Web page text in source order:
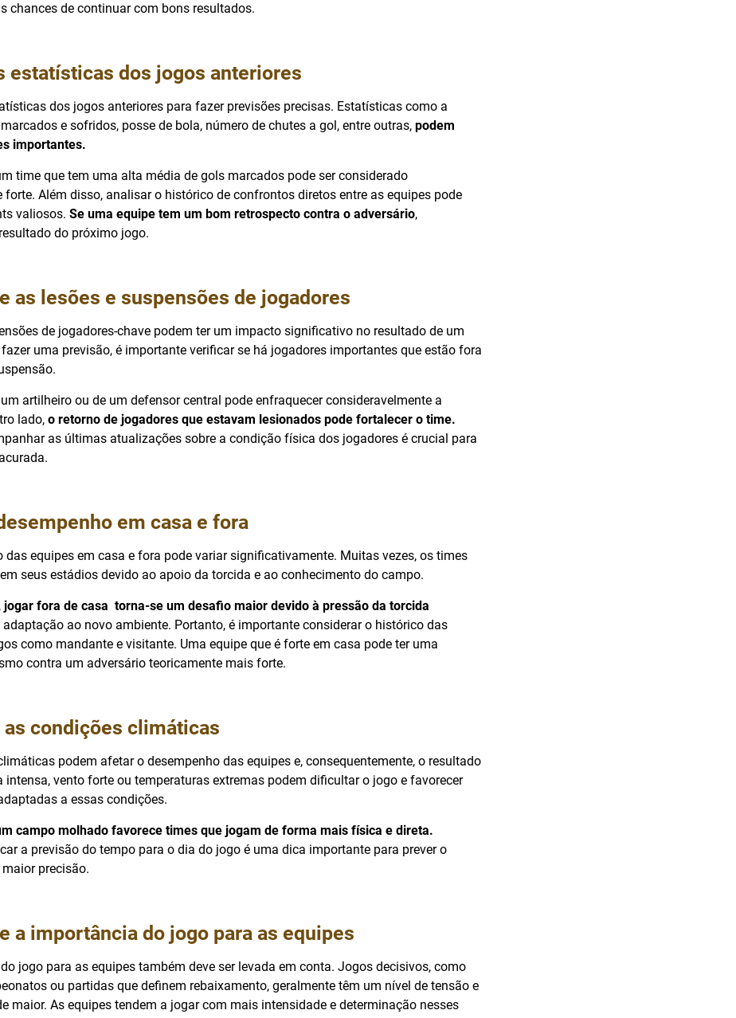
chances de continuar com bons resultados.
estatísticas dos jogos anteriores
dos jogos anteriores para fazer previsões precisas. Estatísticas como a
e sofridos, posse de bola, número de chutes a gol, entre outras, podem
importantes.
time que tem uma alta média de gols marcados pode ser considerado
forte. Além disso, analisar o histórico de confrontos diretos entre as equipes pode
valiosos. Se uma equipe tem um bom retrospecto contra o adversário,
do próximo jogo.
as lesões e suspensões de jogadores
de jogadores-chave podem ter um impacto significativo no resultado de um
uma previsão, é importante verificar se há jogadores importantes que estão fora
artilheiro ou de um defensor central pode enfraquecer consideravelmente a
lado, o retorno de jogadores que estavam lesionados pode fortalecer o time.
as últimas atualizações sobre a condição física dos jogadores é crucial para
em casa e fora
das equipes em casa e fora pode variar significativamente. Muitas vezes, os times
seus estádios devido ao apoio da torcida e ao conhecimento do campo.
jogar fora de casa torna-se um desafio maior devido à pressão da torcida
adaptação ao novo ambiente. Portanto, é importante considerar o histórico das
como mandante e visitante. Uma equipe que é forte em casa pode ter uma
contra um adversário teoricamente mais forte.
condições climáticas
podem afetar o desempenho das equipes e, consequentemente, o resultado
intensa, vento forte ou temperaturas extremas podem dificultar o jogo e favorecer
a essas condições.
campo molhado favorece times que jogam de forma mais física e direta.
a previsão do tempo para o dia do jogo é uma dica importante para prever o
precisão.
a importância do jogo para as equipes
jogo para as equipes também deve ser levada em conta. Jogos decisivos, como
ou partidas que definem rebaixamento, geralmente têm um nível de tensão e
maior. As equipes tendem a jogar com mais intensidade e determinação nesses